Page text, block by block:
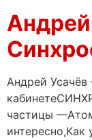
Андрей
Андрей Усачёв
частицы
интересно,Как